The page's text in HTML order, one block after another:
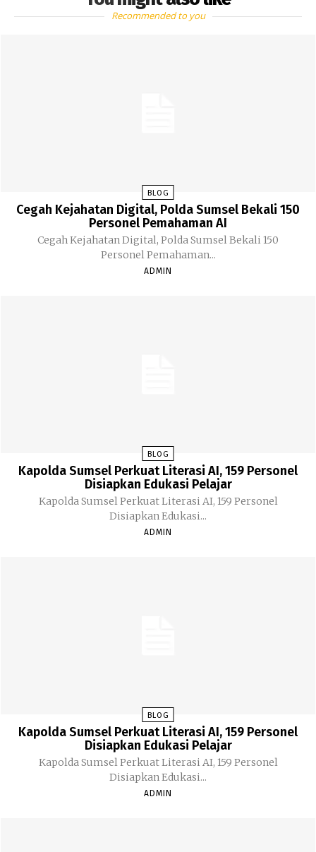
Recommended to you
BLOG
Cegah Kejahatan Digital, Polda Sumsel Bekali 150
Personel Pemahaman AI
Cegah Kejahatan Digital, Polda Sumsel Bekali 150
Personel Pemahaman...
ADMIN
BLOG
Kapolda Sumsel Perkuat Literasi AI, 159 Personel
Disiapkan Edukasi Pelajar
Kapolda Sumsel Perkuat Literasi AI, 159 Personel
Disiapkan Edukasi...
ADMIN
BLOG
Kapolda Sumsel Perkuat Literasi AI, 159 Personel
Disiapkan Edukasi Pelajar
Kapolda Sumsel Perkuat Literasi AI, 159 Personel
Disiapkan Edukasi...
ADMIN